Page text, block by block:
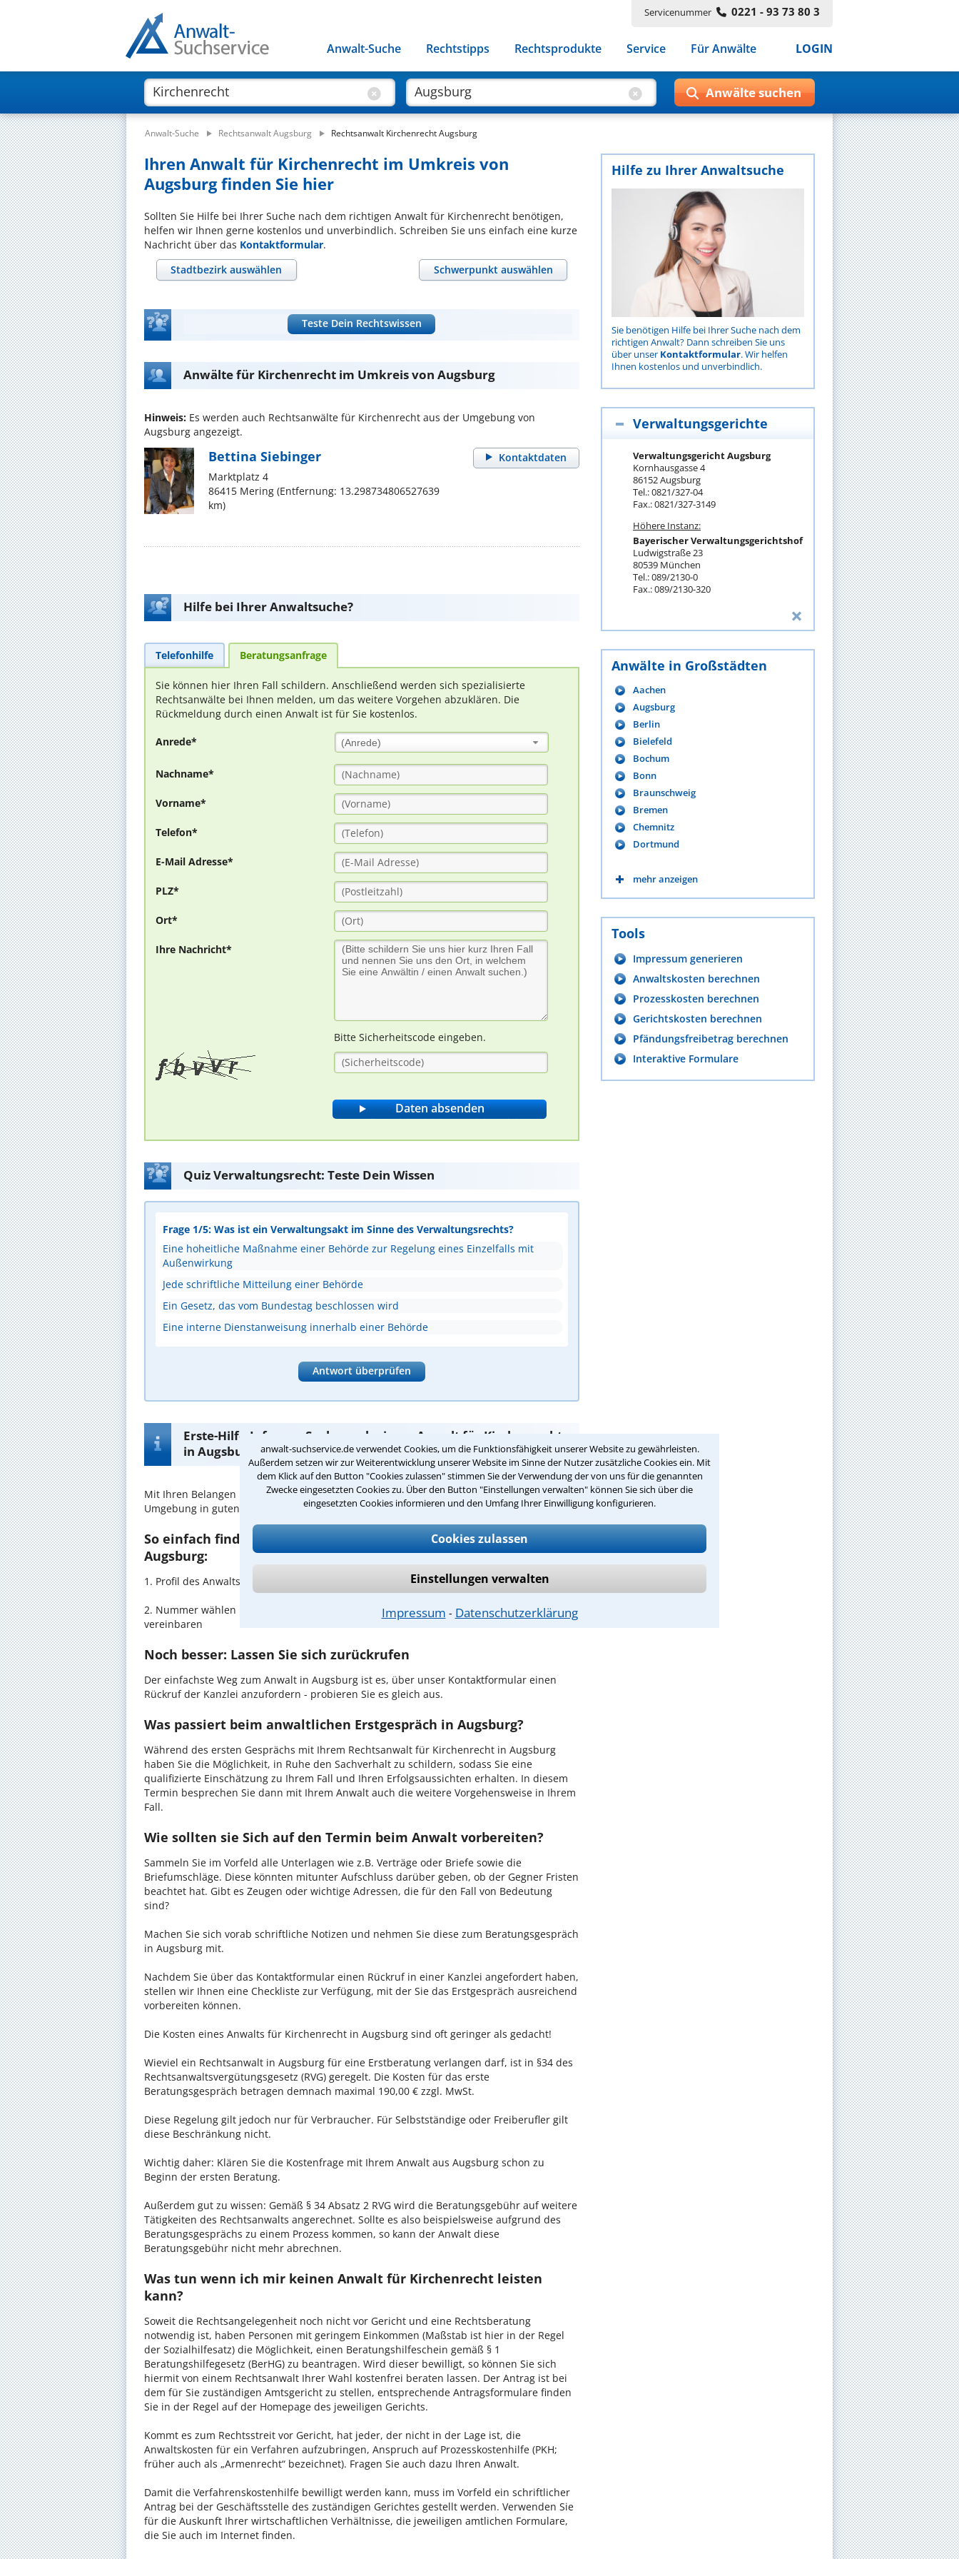
anwalt-suchservice.de verwendet Cookies, um die Funktionsfähigkeit unserer Website zu gewährleisten.
Außerdem setzen wir zur Weiterentwicklung unserer Website im Sinne der Nutzer zusätzliche Cookies ein. Mit
dem Klick auf den Button "Cookies zulassen" stimmen Sie der Verwendung der von uns für die genannten
Zwecke eingesetzten Cookies zu. Über den Button "Einstellungen verwalten" können Sie sich über die
eingesetzten Cookies informieren und den Umfang Ihrer Einwilligung konfigurieren.
Cookies zulassen
Einstellungen verwalten
Impressum ⁃ Datenschutzerklärung
Servicenummer 0221 - 93 73 80 3
Anwalt-Suche Rechtstipps Rechtsprodukte Service Für Anwälte LOGIN
Anwalt-Suche Rechtsanwalt Augsburg Rechtsanwalt Kirchenrecht Augsburg
Ihren Anwalt für Kirchenrecht im Umkreis von
Augsburg finden Sie hier
Sollten Sie Hilfe bei Ihrer Suche nach dem richtigen Anwalt für Kirchenrecht benötigen,
helfen wir Ihnen gerne kostenlos und unverbindlich. Schreiben Sie uns einfach eine kurze
Nachricht über das Kontaktformular.
Stadtbezirk auswählen
Schwerpunkt auswählen
Teste Dein Rechtswissen
Anwälte für Kirchenrecht im Umkreis von Augsburg
Hinweis: Es werden auch Rechtsanwälte für Kirchenrecht aus der Umgebung von
Augsburg angezeigt.
Kontaktdaten
Bettina Siebinger
Marktplatz 4
86415 Mering (Entfernung: 13.298734806527639
km)
Hilfe bei Ihrer Anwaltsuche?
Telefonhilfe Beratungsanfrage
Sie können hier Ihren Fall schildern. Anschließend werden sich spezialisierte
Rechtsanwälte bei Ihnen melden, um das weitere Vorgehen abzuklären. Die
Rückmeldung durch einen Anwalt ist für Sie kostenlos.
Anrede* (Anrede)
Nachname*
Vorname*
Telefon*
E-Mail Adresse*
PLZ*
Ort*
Ihre Nachricht*
Bitte Sicherheitscode eingeben.
Quiz Verwaltungsrecht: Teste Dein Wissen
Frage 1/5: Was ist ein Verwaltungsakt im Sinne des Verwaltungsrechts?
Eine hoheitliche Maßnahme einer Behörde zur Regelung eines Einzelfalls mit
Außenwirkung
Jede schriftliche Mitteilung einer Behörde
Ein Gesetz, das vom Bundestag beschlossen wird
Eine interne Dienstanweisung innerhalb einer Behörde
Antwort überprüfen
Erste-Hilfe-Infos zur Suche nach einem Anwalt für Kirchenrecht
in Augsburg
Mit Ihren Belangen im Kirchenrechtsind Sie bei unseren Anwälten aus Augsburg und
Umgebung in guten Händen.
So einfach finden Sie den passenden Anwalt für Kirchenrecht in
Augsburg:
1. Profil des Anwalts für Kirchenrecht in Ihrer Umgebung auswählen
2. Nummer wählen und direkt mit der Kanzlei in Augsburg einen Beratungstermin
vereinbaren
Noch besser: Lassen Sie sich zurückrufen
Der einfachste Weg zum Anwalt in Augsburg ist es, über unser Kontaktformular einen
Rückruf der Kanzlei anzufordern - probieren Sie es gleich aus.
Was passiert beim anwaltlichen Erstgespräch in Augsburg?
Während des ersten Gesprächs mit Ihrem Rechtsanwalt für Kirchenrecht in Augsburg
haben Sie die Möglichkeit, in Ruhe den Sachverhalt zu schildern, sodass Sie eine
qualifizierte Einschätzung zu Ihrem Fall und Ihren Erfolgsaussichten erhalten. In diesem
Termin besprechen Sie dann mit Ihrem Anwalt auch die weitere Vorgehensweise in Ihrem
Fall.
Wie sollten sie Sich auf den Termin beim Anwalt vorbereiten?
Sammeln Sie im Vorfeld alle Unterlagen wie z.B. Verträge oder Briefe sowie die
Briefumschläge. Diese könnten mitunter Aufschluss darüber geben, ob der Gegner Fristen
beachtet hat. Gibt es Zeugen oder wichtige Adressen, die für den Fall von Bedeutung
sind?
Machen Sie sich vorab schriftliche Notizen und nehmen Sie diese zum Beratungsgespräch
in Augsburg mit.
Nachdem Sie über das Kontaktformular einen Rückruf in einer Kanzlei angefordert haben,
stellen wir Ihnen eine Checkliste zur Verfügung, mit der Sie das Erstgespräch ausreichend
vorbereiten können.
Die Kosten eines Anwalts für Kirchenrecht in Augsburg sind oft geringer als gedacht!
Wieviel ein Rechtsanwalt in Augsburg für eine Erstberatung verlangen darf, ist in §34 des
Rechtsanwaltsvergütungsgesetz (RVG) geregelt. Die Kosten für das erste
Beratungsgespräch betragen demnach maximal 190,00 € zzgl. MwSt.
Diese Regelung gilt jedoch nur für Verbraucher. Für Selbstständige oder Freiberufler gilt
diese Beschränkung nicht.
Wichtig daher: Klären Sie die Kostenfrage mit Ihrem Anwalt aus Augsburg schon zu
Beginn der ersten Beratung.
Außerdem gut zu wissen: Gemäß § 34 Absatz 2 RVG wird die Beratungsgebühr auf weitere
Tätigkeiten des Rechtsanwalts angerechnet. Sollte es also beispielsweise aufgrund des
Beratungsgesprächs zu einem Prozess kommen, so kann der Anwalt diese
Beratungsgebühr nicht mehr abrechnen.
Was tun wenn ich mir keinen Anwalt für Kirchenrecht leisten
kann?
Soweit die Rechtsangelegenheit noch nicht vor Gericht und eine Rechtsberatung
notwendig ist, haben Personen mit geringem Einkommen (Maßstab ist hier in der Regel
der Sozialhilfesatz) die Möglichkeit, einen Beratungshilfeschein gemäß § 1
Beratungshilfegesetz (BerHG) zu beantragen. Wird dieser bewilligt, so können Sie sich
hiermit von einem Rechtsanwalt Ihrer Wahl kostenfrei beraten lassen. Der Antrag ist bei
dem für Sie zuständigen Amtsgericht zu stellen, entsprechende Antragsformulare finden
Sie in der Regel auf der Homepage des jeweiligen Gerichts.
Kommt es zum Rechtsstreit vor Gericht, hat jeder, der nicht in der Lage ist, die
Anwaltskosten für ein Verfahren aufzubringen, Anspruch auf Prozesskostenhilfe (PKH;
früher auch als „Armenrecht“ bezeichnet). Fragen Sie auch dazu Ihren Anwalt.
Damit die Verfahrenskostenhilfe bewilligt werden kann, muss im Vorfeld ein schriftlicher
Antrag bei der Geschäftsstelle des zuständigen Gerichtes gestellt werden. Verwenden Sie
für die Auskunft Ihrer wirtschaftlichen Verhältnisse, die jeweiligen amtlichen Formulare,
die Sie auch im Internet finden.
Hilfe zu Ihrer Anwaltsuche
Sie benötigen Hilfe bei Ihrer Suche nach dem
richtigen Anwalt? Dann schreiben Sie uns
über unser Kontaktformular. Wir helfen
Ihnen kostenlos und unverbindlich.
Verwaltungsgerichte
Verwaltungsgericht Augsburg
Kornhausgasse 4
86152 Augsburg
Tel.: 0821/327-04
Fax.: 0821/327-3149
Höhere Instanz:
Bayerischer Verwaltungsgerichtshof
Ludwigstraße 23
80539 München
Tel.: 089/2130-0
Fax.: 089/2130-320
Anwälte in Großstädten
Aachen
Augsburg
Berlin
Bielefeld
Bochum
Bonn
Braunschweig
Bremen
Chemnitz
Dortmund
mehr anzeigen
Tools
Impressum generieren
Anwaltskosten berechnen
Prozesskosten berechnen
Gerichtskosten berechnen
Pfändungsfreibetrag berechnen
Interaktive Formulare